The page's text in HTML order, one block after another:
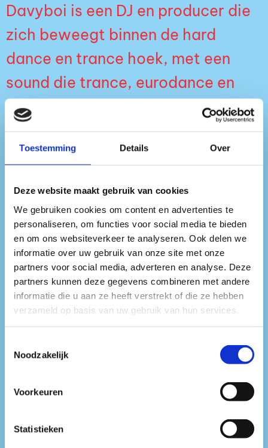
Toestemming Details Over
Deze website maakt gebruik van cookies
We gebruiken cookies om content en advertenties te
personaliseren, om functies voor social media te bieden
en om ons websiteverkeer te analyseren. Ook delen we
informatie over uw gebruik van onze site met onze
partners voor social media, adverteren en analyse. Deze
partners kunnen deze gegevens combineren met andere
informatie die u aan ze heeft verstrekt of die ze hebben
verzameld op basis van uw gebruik van hun services.
Noodzakelijk
Voorkeuren
Statistieken
Davyboi is een DJ en producer die
zich beweegt binnen de hard
dance en trance hoek, met een
sound die trance, eurodance en
hardhouse combineert. Zijn sets
liggen hoog in tempo en draaien
om constante energie, zonder gas
Wat opvalt in zijn stijl is de mix van
euforische melodieën en harde,
opzwepende grooves. Hij schakelt
snel tussen tracks en bouwt sets
die blijven doorrollen, met een
duidelijke focus op momentum en
impact op de dansvloer.
Zijn sound balanceert tussen
nostalgisch en vooruitstrevend:
herkenbare invloeden uit eerdere